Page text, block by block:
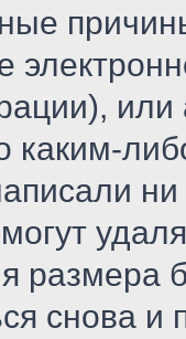
каким-
размера
снова и